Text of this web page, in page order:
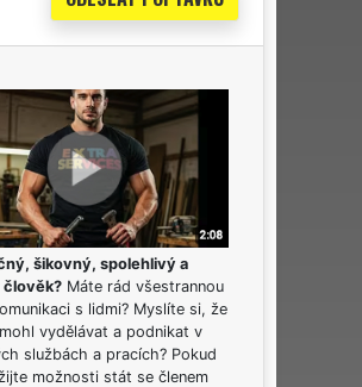
šikovný, spolehlivý a
Máte rád všestrannou
s lidmi? Myslíte si, že
vydělávat a podnikat v
službách a pracích? Pokud
možnosti stát se členem